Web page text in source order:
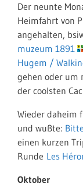
Der neunte
Heimfahrt von
angehalten,
muzeum 1891
Hugem /
gehen oder um
der coolsten
Wieder daheim
und wußte:
einen kurzen
Runde Les
Oktober